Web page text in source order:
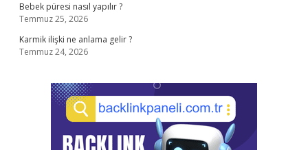
Bebek püresi nasıl yapılır ?
Temmuz 25, 2026
Karmik ilişki ne anlama gelir ?
Temmuz 24, 2026